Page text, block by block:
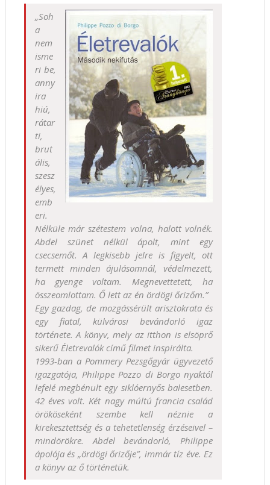
„Soh
a
nem
isme
ri be,
anny
ira
hiú,
rátar
ti,
brut
ális,
szesz
élyes,
emb
eri.
Nélküle már szétestem volna, halott volnék.
Abdel szünet nélkül ápolt, mint egy
csecsemőt. A legkisebb jelre is figyelt, ott
termett minden ájulásomnál, védelmezett,
ha gyenge voltam. Megnevettetett, ha
összeomlottam. Ő lett az én ördögi őrizőm.”
Egy gazdag, de mozgássérült arisztokrata és
egy fiatal, külvárosi bevándorló igaz
története. A könyv, mely az itthon is elsöprő
sikerű Életrevalók című filmet inspirálta.
1993-ban a Pommery Pezsgőgyár ügyvezető
igazgatója, Philippe Pozzo di Borgo nyaktól
lefelé megbénult egy siklóernyős balesetben.
42 éves volt. Két nagy múltú francia család
örököseként szembe kell néznie a
kirekesztettség és a tehetetlenség érzéseivel –
mindörökre. Abdel bevándorló, Philippe
ápolója és „ördögi őrizője”, immár tíz éve. Ez
a könyv az ő történetük.